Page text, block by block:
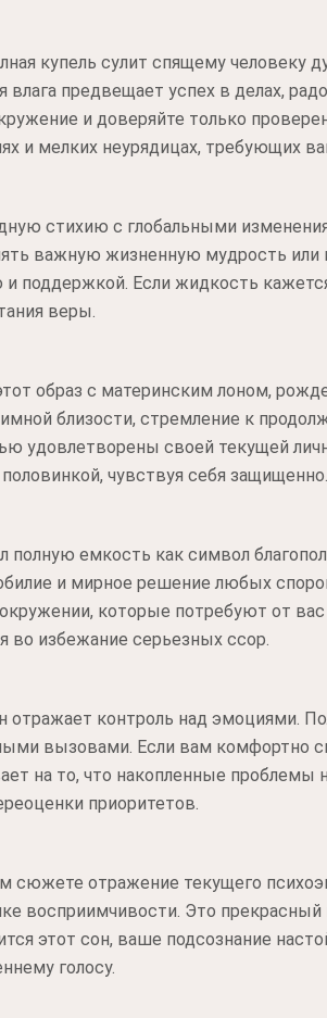
купель сулит спящему человеку
предвещает успех в делах,
и доверяйте только
и мелких неурядицах, требующих
стихию с глобальными
важную жизненную мудрость
поддержкой. Если жидкость
веры.
образ с материнским лоном,
близости, стремление к
удовлетворены своей текущей
чувствуя себя защищенно.
полную емкость как символ
и мирное решение любых
которые потребуют от вас
во избежание серьезных ссор.
контроль над эмоциями.
вызовами. Если вам комфортно
на то, что накопленные
приоритетов.
сюжете отражение текущего
восприимчивости. Это
этот сон, ваше подсознание
голосу.